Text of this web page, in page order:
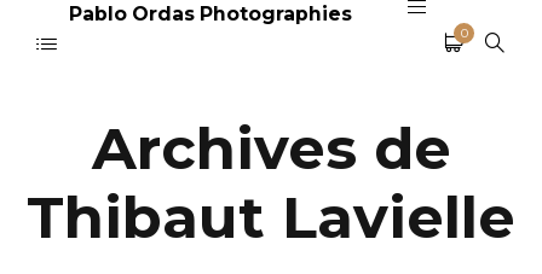
Pablo Ordas Photographies
0
Archives de
Thibaut Lavielle